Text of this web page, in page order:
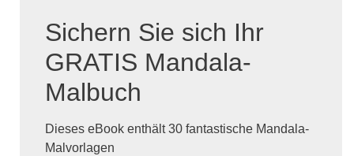
Sichern Sie sich Ihr
GRATIS Mandala-
Malbuch
Dieses eBook enthält 30 fantastische Mandala-
Malvorlagen